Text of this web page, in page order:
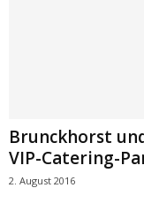
Brunckhorst
VIP-Catering-
2. August 2016